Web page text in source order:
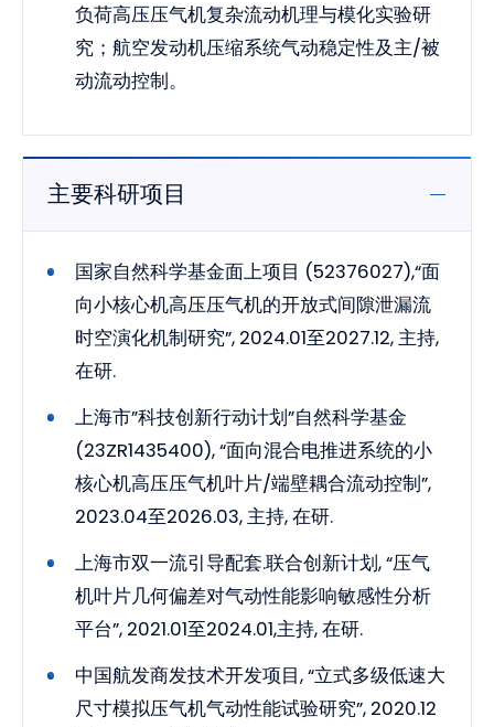
负荷高压压气机复杂流动机理与模化实验研
究；航空发动机压缩系统气动稳定性及主/被
动流动控制。
主要科研项目
国家自然科学基金面上项目 (52376027),“面
向小核心机高压压气机的开放式间隙泄漏流
时空演化机制研究”, 2024.01至2027.12, 主持,
在研.
上海市”科技创新行动计划”自然科学基金
(23ZR1435400), “面向混合电推进系统的小
核心机高压压气机叶片/端壁耦合流动控制”,
2023.04至2026.03, 主持, 在研.
上海市双一流引导配套.联合创新计划, “压气
机叶片几何偏差对气动性能影响敏感性分析
平台”, 2021.01至2024.01,主持, 在研.
中国航发商发技术开发项目, “立式多级低速大
尺寸模拟压气机气动性能试验研究”, 2020.12